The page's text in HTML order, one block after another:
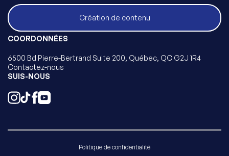
Création de contenu
COORDONNÉES
6500 Bd Pierre-Bertrand Suite 200, Québec, QC G2J 1R4
Contactez-nous
SUIS-NOUS
Politique de confidentialité